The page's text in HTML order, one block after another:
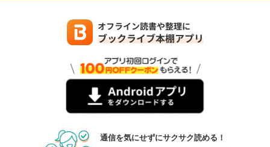
通信を気にせずにサクサク読める！